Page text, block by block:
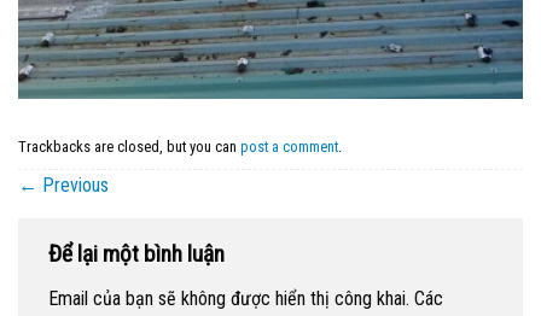
Trackbacks are closed, but you can post a comment
← Previous
Để lại một bình luận
Email của bạn sẽ không được hiển thị công khai. Các